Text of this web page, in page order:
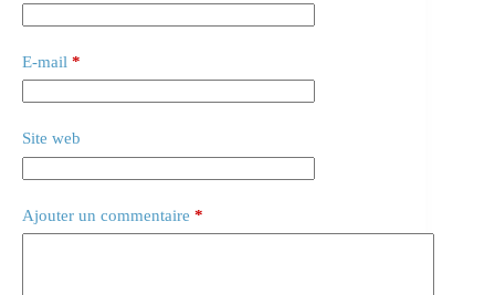
E-mail *
Site web
Ajouter un commentaire *